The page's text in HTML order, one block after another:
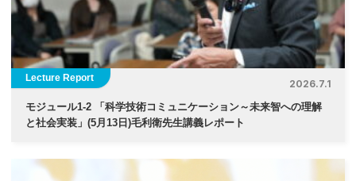
Lecture Report
2026.7.1
モジュール1-2 「科学技術コミュニケーション～未来智への理解
と社会実装」(5月13日)毛利衛先生講義レポート